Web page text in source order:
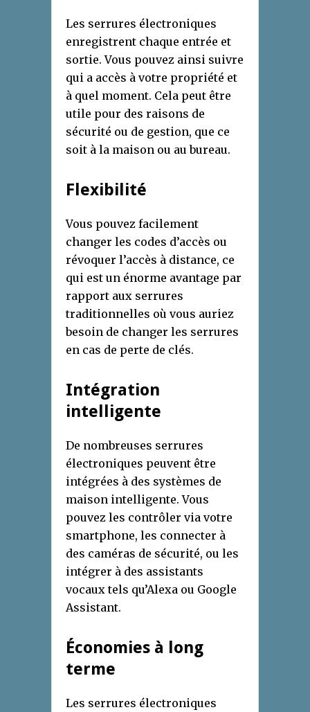
Les serrures électroniques
enregistrent chaque entrée et
sortie. Vous pouvez ainsi suivre
qui a accès à votre propriété et
à quel moment. Cela peut être
utile pour des raisons de
sécurité ou de gestion, que ce
soit à la maison ou au bureau.
Flexibilité
Vous pouvez facilement
changer les codes d’accès ou
révoquer l’accès à distance, ce
qui est un énorme avantage par
rapport aux serrures
traditionnelles où vous auriez
besoin de changer les serrures
en cas de perte de clés.
Intégration
intelligente
De nombreuses serrures
électroniques peuvent être
intégrées à des systèmes de
maison intelligente. Vous
pouvez les contrôler via votre
smartphone, les connecter à
des caméras de sécurité, ou les
intégrer à des assistants
vocaux tels qu’Alexa ou Google
Assistant.
Économies à long
terme
Les serrures électroniques